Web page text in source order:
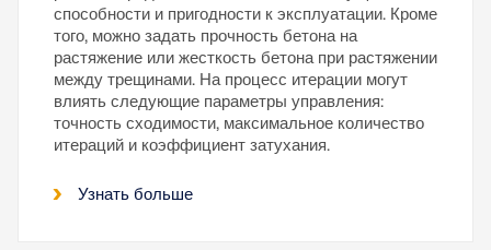
способности и пригодности к эксплуатации. Кроме
того, можно задать прочность бетона на
растяжение или жесткость бетона при растяжении
между трещинами. На процесс итерации могут
влиять следующие параметры управления:
точность сходимости, максимальное количество
итераций и коэффициент затухания.
Узнать больше